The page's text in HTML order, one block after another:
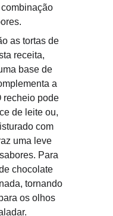
as tortas de
receita,
base de
a
recheio pode
de leite ou,
com
uma leve
Para
chocolate
tornando
os olhos